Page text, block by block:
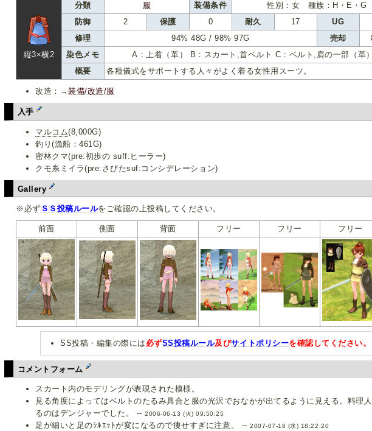
縦3×横2
分類 服 装備条件
性別：女 種族：H・E・G
防御
2 保護 0 耐久 17 UG
修理
94% 48G / 98% 97G 売却
染色メモ
A：上着（革） B：スカート,首ベルト C：ベルト,肩の一部（革）
概要
各種儀式をサポートする人々がよく着る女性用スーツ。
改造：→装備/改造/服
入手
マルコム(8,000G)
釣り(漁船：461G)
密林クマ(pre:初歩の suff:ヒーラー)
クモ糸ミイラ(pre:さびたsuf:コンシデレーション)
Gallery
※必ず ＳＳ投稿ルールをご確認の上投稿してください。
前面 側面 背面 フリー フリー フリー
SS投稿・編集の際には 必ずSS投稿ルール及びサイトポリシーを確認してください。
コメントフォーム
スカート内のモデリングが表現された模様。
見る角度によってはベルトのたるみ具合と服の光沢でおなかが出てるように見える。料理
るのはデンジャーでした。 --2006-06-13 (火) 09:50:25
足が細いと足のｼﾙｴｯﾄが変になるので痩せすぎに注意。 --2007-07-18 (水) 18:22:20